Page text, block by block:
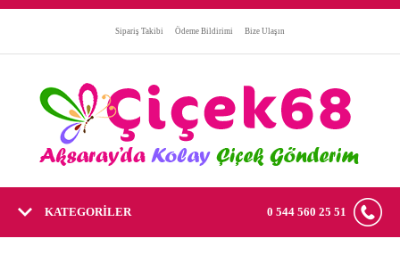
Sipariş Takibi Ödeme Bildirimi Bize Ulaşın
KATEGORİLER 0 544 560 25 51